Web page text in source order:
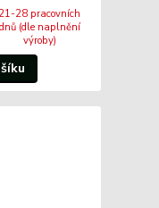
21-28 pracovních
dnů (dle naplnění
výroby)